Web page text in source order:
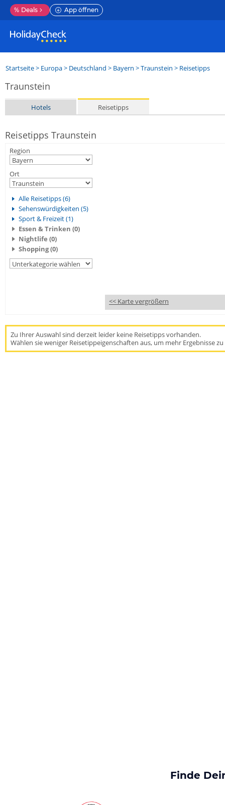
% Deals App öffnen
Startseite> Europa> Deutschland > Bayern >Traunstein > Reisetipps
Traunstein
Hotels Reisetipps
Reisetipps Traunstein
Region
Ort
Alle Reisetipps (6)
Sehenswürdigkeiten (5)
Sport & Freizeit (1)
Essen & Trinken (0)
Nightlife (0)
Shopping (0)
<< Karte vergrößern
Zu Ihrer Auswahl sind derzeit leider keine Reisetipps vorhanden.
Wählen sie weniger Reisetippeigenschaften aus, um mehr Ergebnisse
Finde